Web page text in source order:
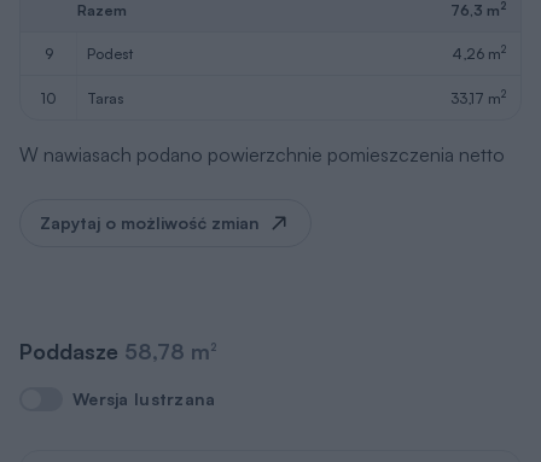
Razem 76,3 m2
9 podest 4,26 m2
10 taras 33,17 m2
W nawiasach podano powierzchnie pomieszczenia netto
Zapytaj o możliwość zmian
Poddasze 58,78 m2
Wersja lustrzana
Wersja lustrzana